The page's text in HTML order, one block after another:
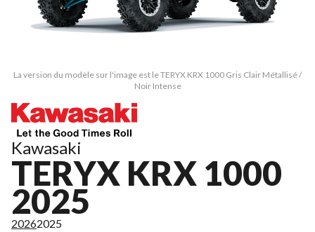
La version du modèle sur l'image est le TERYX KRX 1000 Gris Clair Métallisé /
Noir Intense
Kawasaki
TERYX KRX 1000
2025
20262025